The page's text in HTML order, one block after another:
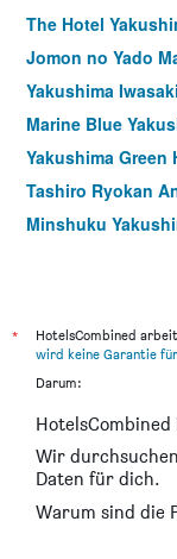
The Hotel
Jomon no Yado
Yakushima
Marine Blue
Yakushima Green
Tashiro Ryokan
Minshuku
*
HotelsCombined
wird keine Garantie
Darum:
Wir
Daten für dich.
Warum sind die